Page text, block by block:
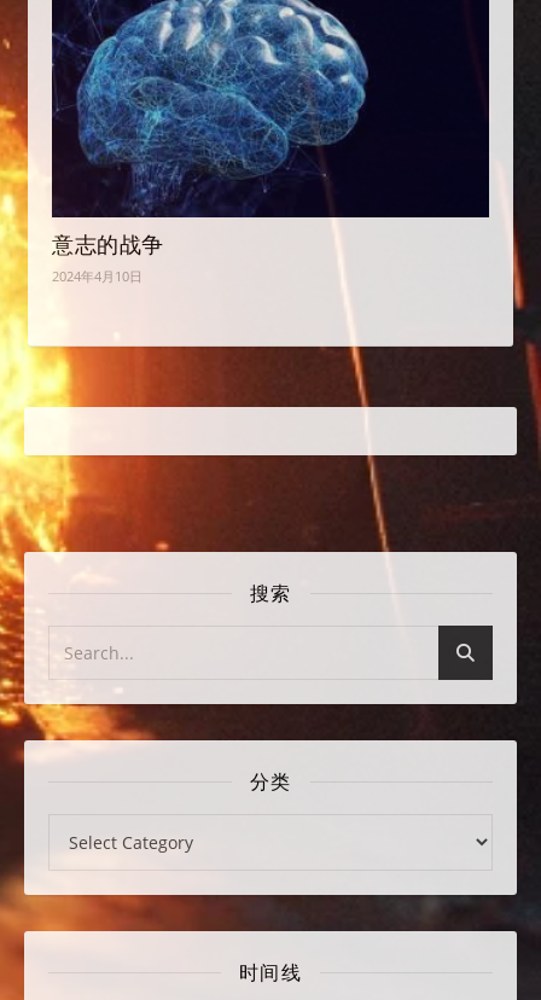
意志的战争
2024年4月10日
搜索
分类
时间线